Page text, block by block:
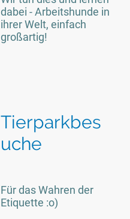
dabei - Arbeitshunde in
ihrer Welt, einfach
großartig!
Tierparkbes
uche
Für das Wahren der
Etiquette :o)